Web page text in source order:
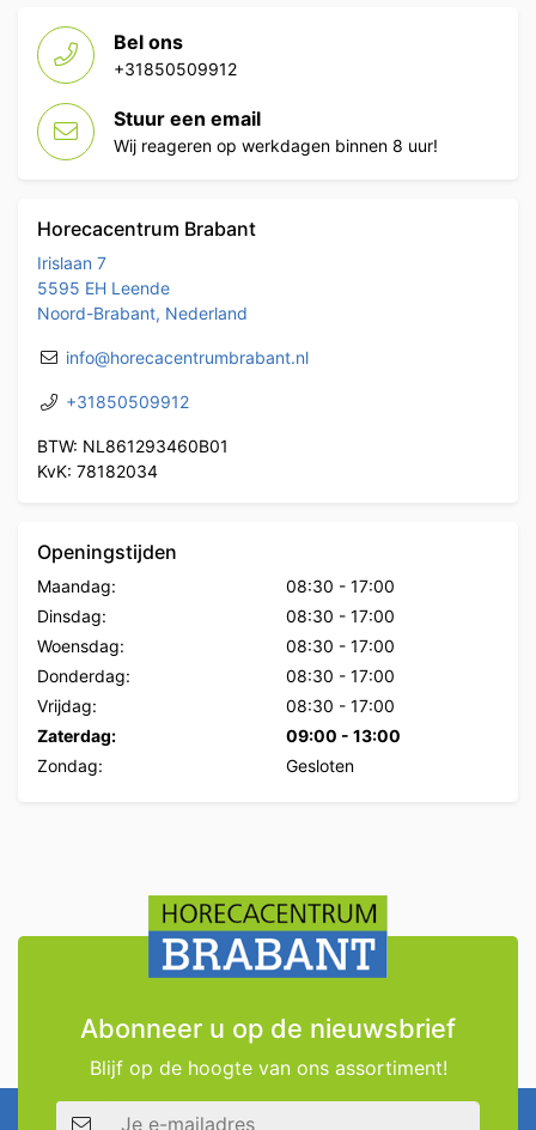
Bel ons
+31850509912
Stuur een email
Wij reageren op werkdagen binnen 8 uur!
Horecacentrum Brabant
Irislaan 7
5595 EH Leende
Noord-Brabant, Nederland
info@horecacentrumbrabant.nl
+31850509912
BTW: NL861293460B01
KvK: 78182034
Openingstijden
Maandag: 08:30 - 17:00
Dinsdag:
08:30 - 17:00
Woensdag:
08:30 - 17:00
Donderdag:
08:30 - 17:00
Vrijdag:
08:30 - 17:00
Zaterdag:
09:00 - 13:00
Zondag:
Gesloten
Abonneer u op de nieuwsbrief
Blijf op de hoogte van ons assortiment!
E-mailadres